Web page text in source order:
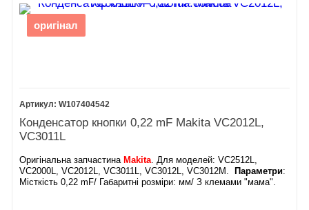
СХЕМОЮ ДЕТАЛЮВАННЯ
точно знайти необхідний елемент без ризику помилки.
ЧОМУ ВАРТО ЗАМОВИТИ
ЗАПЧАСТИНИ ДО MAKITA VC2512L У
НАС?
оригінал
W107404542
Конденсатор кнопки 0,22 mF Makita VC2012L,
VC3011L
Оригінальна запчастина Makita . Для моделей: VC2512L,
VC2000L, VC2012L, VC3011L, VC3012L, VC3012M.
Параметри:
Місткість 0,22 mF/ Габаритні розміри: мм/ З клемами "мама".